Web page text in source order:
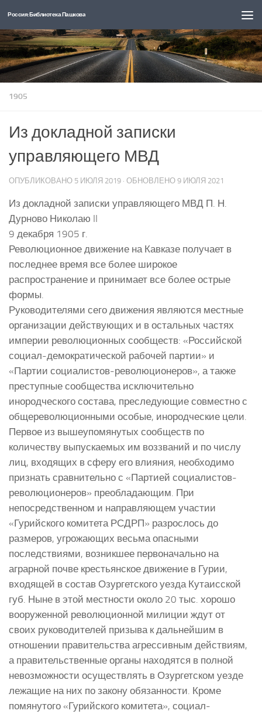
Перейти к содержимому
Россия: Библиотека Пашкова
1905
Из докладной записки
управляющего МВД
ОПУБЛИКОВАНО 5 ИЮЛЯ 2019 · ОБНОВЛЕНО 9 ИЮЛЯ 2021
Из докладной записки управляющего МВД П. Н.
Дурново Николаю II
9 декабря 1905 г.
Революционное движение на Кавказе получает в
последнее время все более широкое
распространение и принимает все более острые
формы.
Руководителями сего движения являются местные
организации действующих и в остальных частях
империи революционных сообществ: «Российской
социал-демократической рабочей партии» и
«Партии социалистов-революционеров», а также
преступные сообщества исключительно
инородческого состава, преследующие совместно с
общереволюционными особые, инородческие цели.
Первое из вышеупомянутых сообществ по
количеству выпускаемых им воззваний и по числу
лиц, входящих в сферу его влияния, необходимо
признать сравнительно с «Партией социалистов-
революционеров» преобладающим. При
непосредственном и направляющем участии
«Гурийского комитета РСДРП» разрослось до
размеров, угрожающих весьма опасными
последствиями, возникшее первоначально на
аграрной почве крестьянское движение в Гурии,
входящей в состав Озургетского уезда Кутаисской
губ. Ныне в этой местности около 20 тыс. хорошо
вооруженной революционной милиции ждут от
своих руководителей призыва к дальнейшим в
отношении правительства агрессивным действиям,
а правительственные органы находятся в полной
невозможности осуществлять в Озургетском уезде
лежащие на них по закону обязанности. Кроме
помянутого «Гурийского комитета», социал-